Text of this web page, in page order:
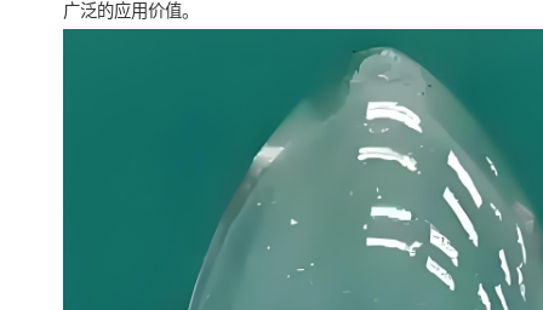
广泛的应用价值。